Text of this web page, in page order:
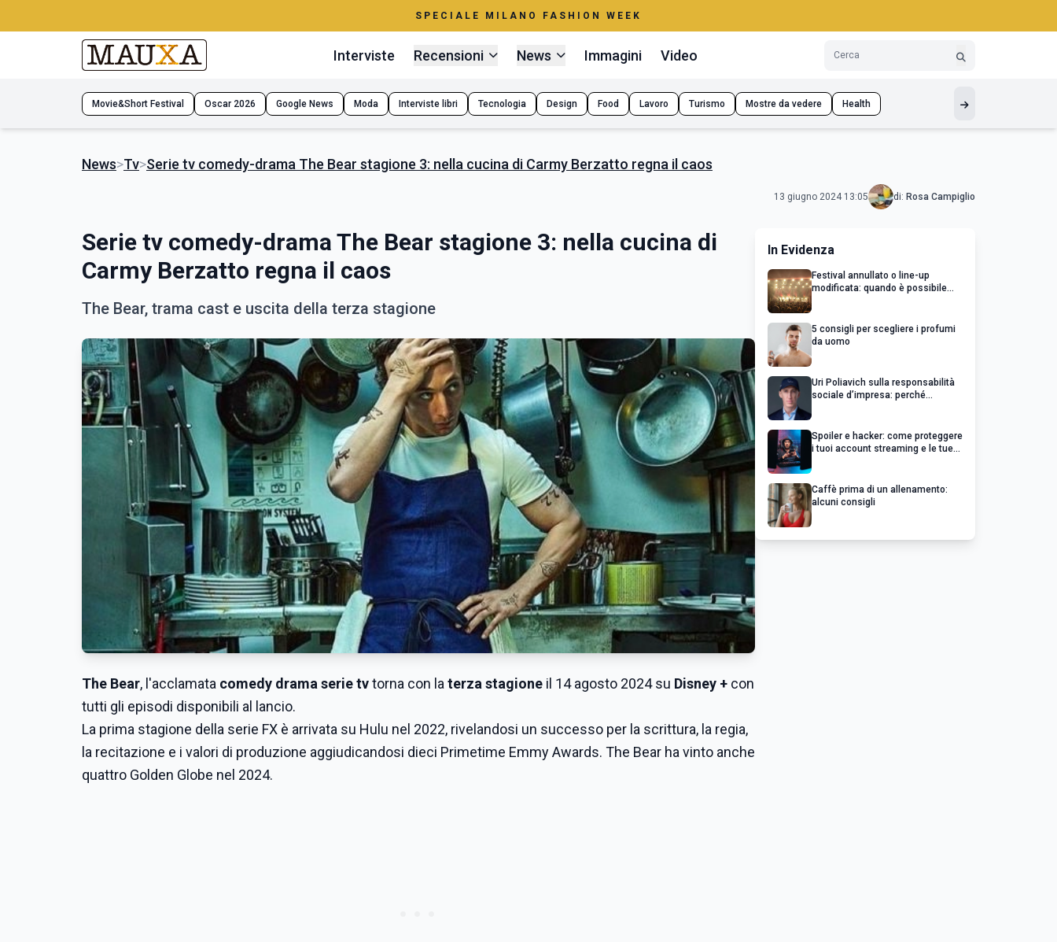
SPECIALE MILANO FASHION WEEK
Interviste Recensioni News Immagini Video
Movie&Short Festival Oscar 2026 Google News Moda Interviste libri Tecnologia Design Food Lavoro Turismo Mostre da vedere Health
News>Tv>Serie tv comedy-drama The Bear stagione 3: nella cucina di Carmy Berzatto regna il caos
13 giugno 2024 13:05 di: Rosa Campiglio
Serie tv comedy-drama The Bear stagione 3: nella cucina di
Carmy Berzatto regna il caos
The Bear, trama cast e uscita della terza stagione
The Bear, l'acclamata comedy drama serie tvtorna con la terza stagione il 14 agosto 2024 su Disney + con
tutti gli episodi disponibili al lancio.
La prima stagione della serie FX è arrivata su Hulu nel 2022, rivelandosi un successo per la scrittura, la regia,
la recitazione e i valori di produzione aggiudicandosi dieci Primetime Emmy Awards. The Bear ha vinto anche
quattro Golden Globe nel 2024.
In Evidenza
Festival annullato o line-up
modificata: quando è possibile
5 consigli per scegliere i profumi
da uomo
Uri Poliavich sulla responsabilità
sociale d’impresa: perché
Spoiler e hacker: come proteggere
i tuoi account streaming e le tue
Caffè prima di un allenamento:
alcuni consigli